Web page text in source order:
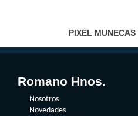
PIXEL MUNECAS
Romano Hnos.
Nosotros
Novedades